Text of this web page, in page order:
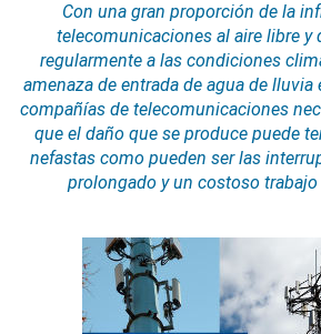
Con una gran proporción de la
telecomunicaciones al aire libre y
regularmente a las condiciones
amenaza de entrada de agua de lluvia
compañías de telecomunicaciones
que el daño que se produce puede
nefastas como pueden ser las
prolongado y un costoso trabajo